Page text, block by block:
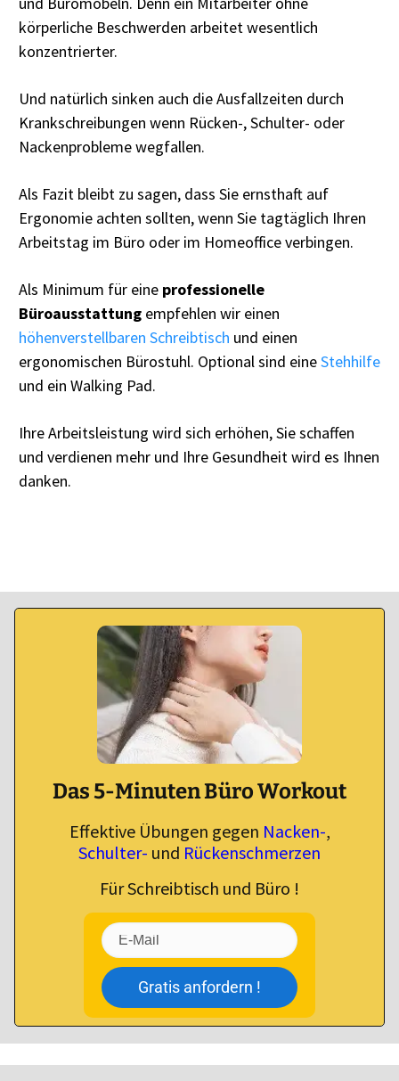
körperliche Beschwerden arbeitet wesentlich
konzentrierter.
Und natürlich sinken auch die Ausfallzeiten durch
Krankschreibungen wenn Rücken-, Schulter- oder
Nackenprobleme wegfallen.
Als Fazit bleibt zu sagen, dass Sie ernsthaft auf
Ergonomie achten sollten, wenn Sie tagtäglich Ihren
Arbeitstag im Büro oder im Homeoffice verbingen.
Als Minimum für eine professionelle
Büroausstattung empfehlen wir einen
höhenverstellbaren Schreibtisch und einen
ergonomischen Bürostuhl. Optional sind eineStehhilfe
und ein Walking Pad.
Ihre Arbeitsleistung wird sich erhöhen, Sie schaffen
und verdienen mehr und Ihre Gesundheit wird es Ihnen
danken.
Das 5-Minuten Büro Workout
Effektive Übungen gegen Nacken-,
Schulter- und Rückenschmerzen
Für Schreibtisch und Büro !
Gratis anfordern !